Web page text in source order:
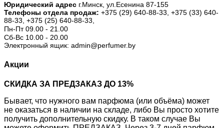
Юридический адрес г.Минск, ул.Есенина 87-155
Телефоны отдела продаж: +375 (29) 640-88-33, +375 (33) 640-
88-33, +375 (25) 640-88-33,
Пн-Пт 09.00 - 21.00
Сб-Вс 10.00 - 20.00
Электронный ящик: admin@perfumer.by
Акции
СКИДКА ЗА ПРЕДЗАКАЗ ДО 13%
Бывает, что нужного вам парфюма (или объёма) может
не оказаться в наличии на складе, либо Вы просто хотите
получить дополнительную скидку. В таком случае Вы